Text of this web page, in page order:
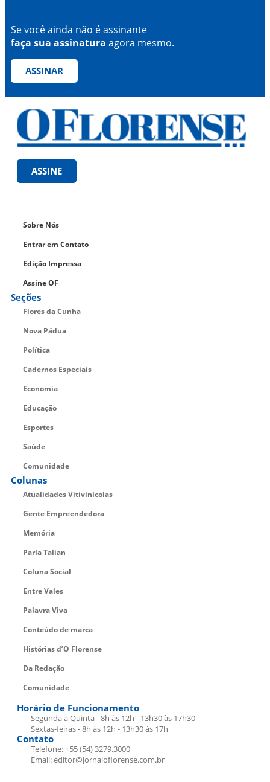
Se você ainda não é assinante
faça sua assinatura agora mesmo.
ASSINAR
ASSINE
Sobre Nós
Entrar em Contato
Edição Impressa
Assine OF
Seções
Flores da Cunha
Nova Pádua
Política
Cadernos Especiais
Economia
Educação
Esportes
Saúde
Comunidade
Colunas
Atualidades Vitivinícolas
Gente Empreendedora
Memória
Parla Talian
Coluna Social
Entre Vales
Palavra Viva
Conteúdo de marca
Histórias d’O Florense
Da Redação
Comunidade
Horário de Funcionamento
Segunda a Quinta - 8h às 12h - 13h30 às 17h30
Sextas-feiras - 8h às 12h - 13h30 às 17h
Contato
Telefone: +55 (54) 3279.3000
Email: editor@jornaloflorense.com.br